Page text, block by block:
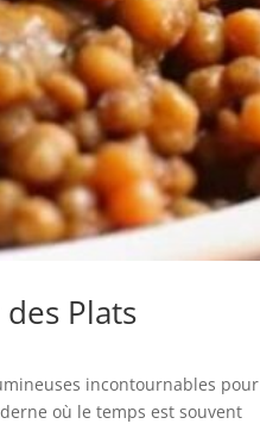
Plats
incontournables pour
où le temps est souvent